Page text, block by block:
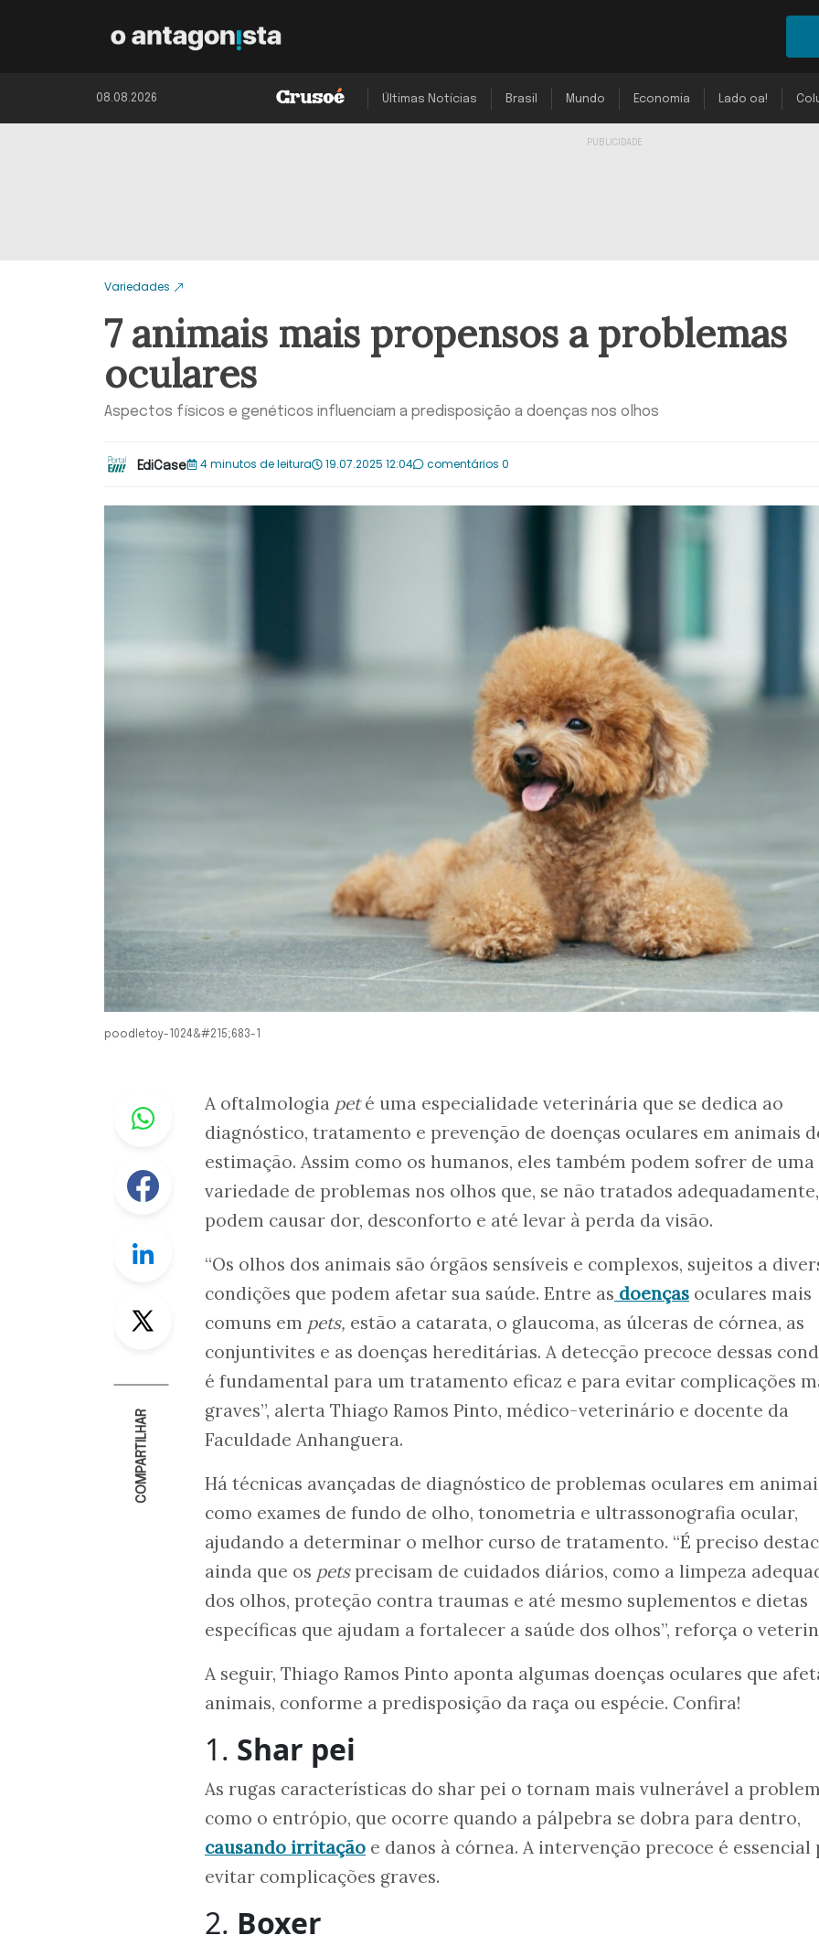
08.08.2026 Últimas Notícias Brasil Mundo Economia Lado oa!
Variedades
7 animais mais propensos a problemas
oculares
Aspectos físicos e genéticos influenciam a predisposição a doenças nos olhos
EdiCase 4 minutos de leitura 19.07.2025 12:04 comentários 0
poodletoy-1024&#215;683-1
Whastapp
Facebook
Linkedin
Twitter
COMPARTILHAR
A oftalmologia peté uma especialidade veterinária que se dedica ao
diagnóstico, tratamento e prevenção de doenças oculares em animais
estimação. Assim como os humanos, eles também podem sofrer de uma
variedade de problemas nos olhos que, se não tratados adequadamente,
podem causar dor, desconforto e até levar à perda da visão.
“Os olhos dos animais são órgãos sensíveis e complexos, sujeitos a
condições que podem afetar sua saúde. Entre as doenças oculares mais
comuns em pets, estão a catarata, o glaucoma, as úlceras de córnea, as
conjuntivites e as doenças hereditárias. A detecção precoce dessas
é fundamental para um tratamento eficaz e para evitar complicações
graves”, alerta Thiago Ramos Pinto, médico-veterinário e docente da
Faculdade Anhanguera.
Há técnicas avançadas de diagnóstico de problemas oculares em
como exames de fundo de olho, tonometria e ultrassonografia ocular,
ajudando a determinar o melhor curso de tratamento. “É preciso
ainda que os petsprecisam de cuidados diários, como a limpeza
dos olhos, proteção contra traumas e até mesmo suplementos e dietas
específicas que ajudam a fortalecer a saúde dos olhos”, reforça o
A seguir, Thiago Ramos Pinto aponta algumas doenças oculares que
animais, conforme a predisposição da raça ou espécie. Confira!
1. Shar pei
As rugas características do shar pei o tornam mais vulnerável a
como o entrópio, que ocorre quando a pálpebra se dobra para dentro,
causando irritação e danos à córnea. A intervenção precoce é essencial
evitar complicações graves.
2. Boxer